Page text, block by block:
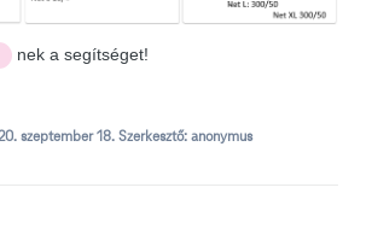
nek a segítséget!
szeptember 18. Szerkesztő: anonymus